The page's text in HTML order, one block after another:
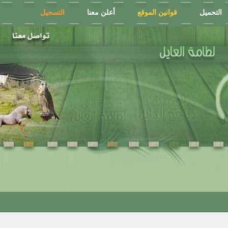
التحميل قوانين الموقع أعلن معنا التسجيل